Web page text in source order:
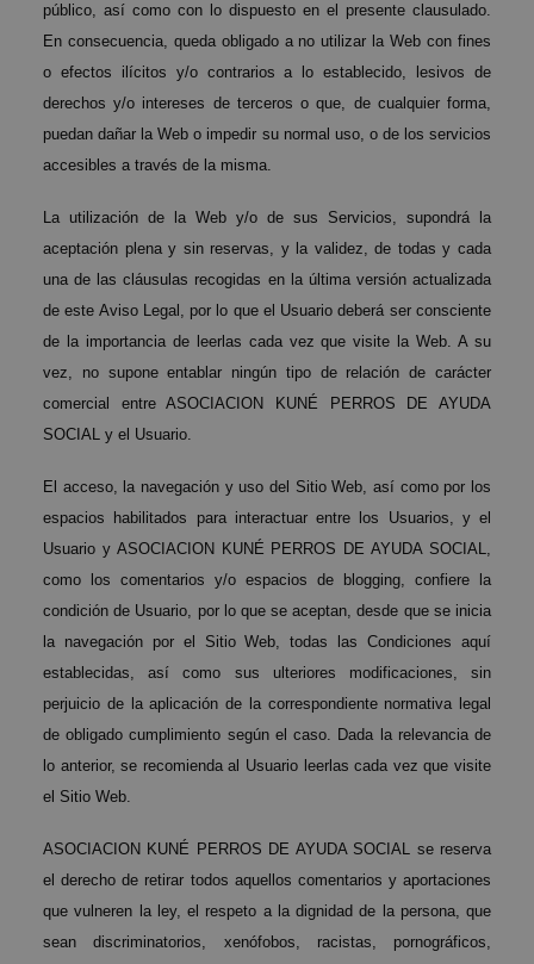
público, así como con lo dispuesto en el presente clausulado.
En consecuencia, queda obligado a no utilizar la Web con fines
o efectos ilícitos y/o contrarios a lo establecido, lesivos de
derechos y/o intereses de terceros o que, de cualquier forma,
puedan dañar la Web o impedir su normal uso, o de los servicios
accesibles a través de la misma.
La utilización de la Web y/o de sus Servicios, supondrá la
aceptación plena y sin reservas, y la validez, de todas y cada
una de las cláusulas recogidas en la última versión actualizada
de este Aviso Legal, por lo que el Usuario deberá ser consciente
de la importancia de leerlas cada vez que visite la Web. A su
vez, no supone entablar ningún tipo de relación de carácter
comercial entre ASOCIACION KUNÉ PERROS DE AYUDA
SOCIAL y el Usuario.
El acceso, la navegación y uso del Sitio Web, así como por los
espacios habilitados para interactuar entre los Usuarios, y el
Usuario y ASOCIACION KUNÉ PERROS DE AYUDA SOCIAL,
como los comentarios y/o espacios de blogging, confiere la
condición de Usuario, por lo que se aceptan, desde que se inicia
la navegación por el Sitio Web, todas las Condiciones aquí
establecidas, así como sus ulteriores modificaciones, sin
perjuicio de la aplicación de la correspondiente normativa legal
de obligado cumplimiento según el caso. Dada la relevancia de
lo anterior, se recomienda al Usuario leerlas cada vez que visite
el Sitio Web.
ASOCIACION KUNÉ PERROS DE AYUDA SOCIAL se reserva
el derecho de retirar todos aquellos comentarios y aportaciones
que vulneren la ley, el respeto a la dignidad de la persona, que
sean discriminatorios, xenófobos, racistas, pornográficos,